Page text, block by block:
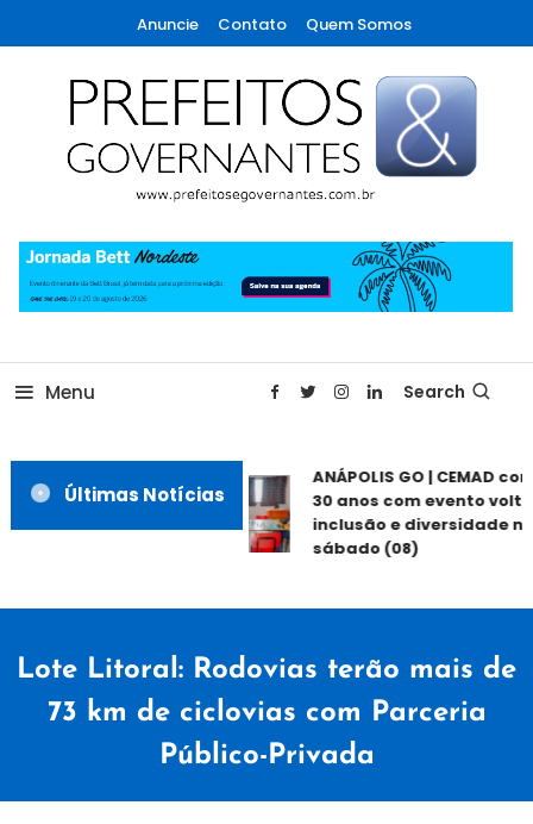
To
Content
Anuncie Contato Quem Somos
Prefeitos & Governantes
Menu Search
Últimas Notícias
ANÁPOLIS GO | CEMAD
30 anos com evento
inclusão e diversidade
sábado (08)
Lote Litoral: Rodovias terão mais de
73 km de ciclovias com Parceria
Público-Privada